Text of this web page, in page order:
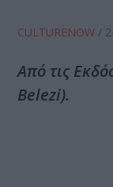
CULTURENOW /
Από τις
Belezi).